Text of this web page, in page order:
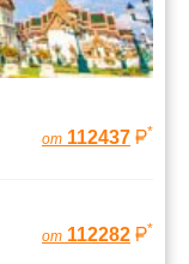
от 112437 *
от 112282 *